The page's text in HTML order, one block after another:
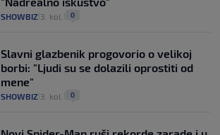
SHOWBIZ 3. kol. 0
Slavni glazbenik progovorio o velikoj
borbi: "Ljudi su se dolazili oprostiti od
mene"
SHOWBIZ 3. kol. 0